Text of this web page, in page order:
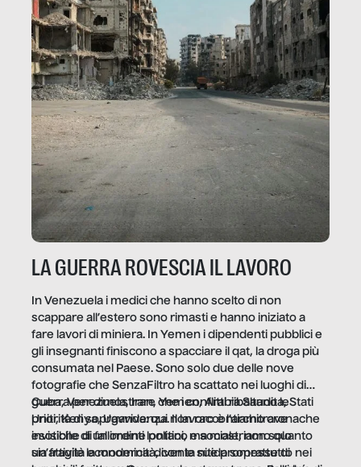
LA GUERRA ROVESCIA IL LAVORO
In Venezuela i medici che hanno scelto di non
scappare all’estero sono rimasti e hanno iniziato a
fare lavori di miniera. In Yemen i dipendenti pubblici e
gli insegnanti finiscono a spacciare il qat, la droga più
consumata nel Paese. Sono solo due delle nove
fotografie che SenzaFiltro ha scattato nei luoghi di
guerra per dimostrare che i conflitti ribaltano le
priorità di sopravvivenza. Il lavoro è l’architrave
invisibile di un ordine politico e sociale, non solo
un’attività economica: diventa nitida soprattutto nei
Cuba, Venezuela, Iran, Yemen, Arabia Saudita, Stati
Uniti, Kenya, Uganda: qui non raccontiamo cronache
esotiche di fallimenti lontani, ma mostriamo quanto
sia fragile la modernità, con le sue promesse di